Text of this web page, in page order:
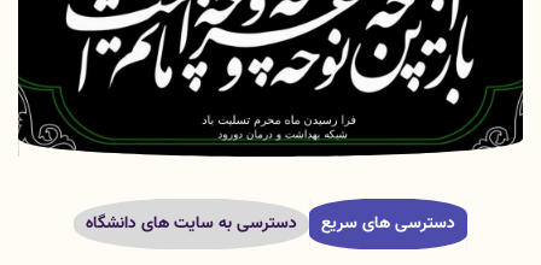
دسترسی های سریع دسترسی به سایت های دانشگاه